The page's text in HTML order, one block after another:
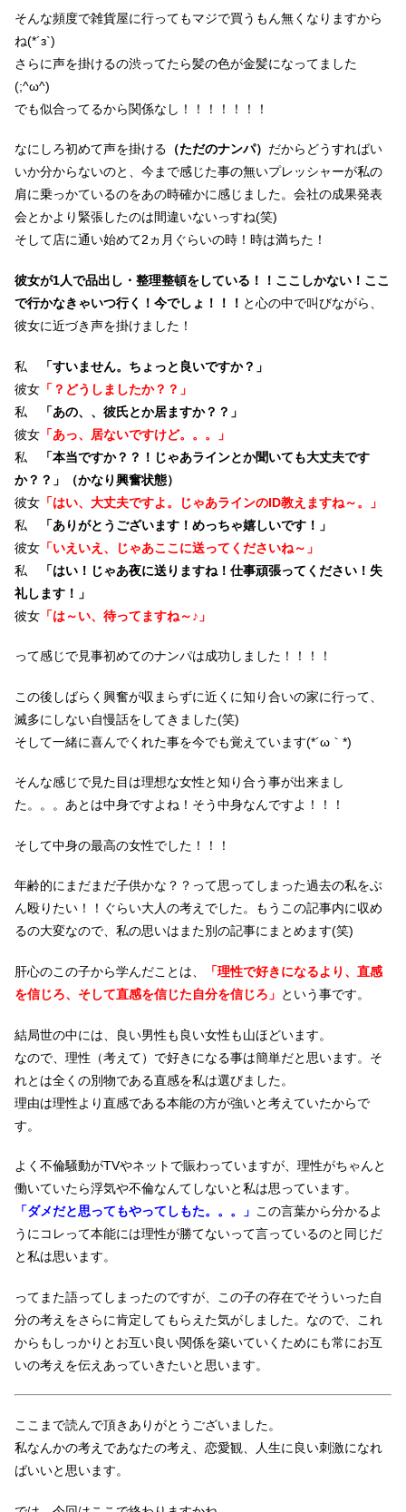
そんな頻度で雑貨屋に行ってもマジで買うもん無くなりますから
ね(*´з`)
さらに声を掛けるの渋ってたら髪の色が金髪になってました
(;^ω^)
でも似合ってるから関係なし！！！！！！！
なにしろ初めて声を掛ける （ただのナンパ） だからどうすればい
いか分からないのと、今まで感じた事の無いプレッシャーが私の
肩に乗っかているのをあの時確かに感じました。会社の成果発表
会とかより緊張したのは間違いないっすね(笑)
そして店に通い始めて2ヵ月ぐらいの時！時は満ちた！
彼女が1人で品出し・整理整頓をしている！！ここしかない！ここ
で行かなきゃいつ行く！今でしょ！！！ と心の中で叫びながら、
彼女に近づき声を掛けました！
私
「すいません。ちょっと良いですか？」
彼女 「？どうしましたか？？」
私
「あの、、彼氏とか居ますか？？」
彼女 「あっ、居ないですけど。。。」
私
「本当ですか？？！じゃあラインとか聞いても大丈夫です
か？？」（かなり興奮状態）
彼女 「はい、大丈夫ですよ。じゃあラインのID教えますね～。」
私
「ありがとうございます！めっちゃ嬉しいです！」
彼女 「いえいえ、じゃあここに送ってくださいね～」
私
「はい！じゃあ夜に送りますね！仕事頑張ってください！失
礼します！」
彼女 「は～い、待ってますね～♪」
って感じで見事初めてのナンパは成功しました！！！！
この後しばらく興奮が収まらずに近くに知り合いの家に行って、
滅多にしない自慢話をしてきました(笑)
そして一緒に喜んでくれた事を今でも覚えています(*´ω｀*)
そんな感じで見た目は理想な女性と知り合う事が出来まし
た。。。あとは中身ですよね！そう中身なんですよ！！！
そして中身の最高の女性でした！！！
年齢的にまだまだ子供かな？？って思ってしまった過去の私をぶ
ん殴りたい！！ぐらい大人の考えでした。もうこの記事内に収め
るの大変なので、私の思いはまた別の記事にまとめます(笑)
肝心のこの子から学んだことは、
「理性で好きになるより、直感
を信じろ、そして直感を信じた自分を信じろ」 という事です。
結局世の中には、良い男性も良い女性も山ほどいます。
なので、理性（考えて）で好きになる事は簡単だと思います。そ
れとは全くの別物である直感を私は選びました。
理由は理性より直感である本能の方が強いと考えていたからで
す。
よく不倫騒動がTVやネットで賑わっていますが、理性がちゃんと
働いていたら浮気や不倫なんてしないと私は思っています。
「ダメだと思ってもやってしもた。。。」 この言葉から分かるよ
うにコレって本能には理性が勝てないって言っているのと同じだ
と私は思います。
ってまた語ってしまったのですが、この子の存在でそういった自
分の考えをさらに肯定してもらえた気がしました。なので、これ
からもしっかりとお互い良い関係を築いていくためにも常にお互
いの考えを伝えあっていきたいと思います。
ここまで読んで頂きありがとうございました。
私なんかの考えであなたの考え、恋愛観、人生に良い刺激になれ
ばいいと思います。